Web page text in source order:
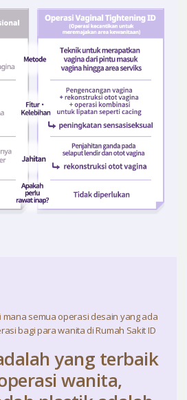
mana semua operasi desain yang ada
bagi para wanita di Rumah Sakit ID
yang terbaik
wanita,